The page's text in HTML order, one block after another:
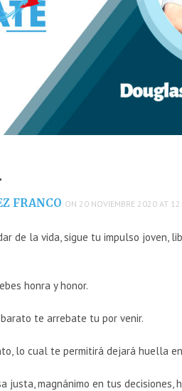
FRANCO ON 20 NOVIEMBRE 2020 AT
de la vida, sigue tu impulso joven,
honra y honor.
te arrebate tu por venir.
lo cual te permitirá dejará huella
justa, magnánimo en tus